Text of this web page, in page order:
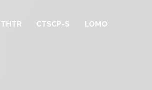
THTR CTSCP-S LOMO